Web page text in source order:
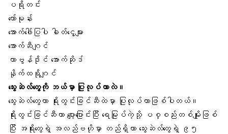
ပရိုတင်း
ဟော်မုန်း
အောက်ဖေါ်ပြပါ ဓါတ်ငွေ့များ
အောက်ဆီဂျင်
ကာဗွန်ဒိုင် အောက်ဆိုဒ်
နိုက်ထရိုဂျင်
သွေးဆဲလ်တွေကို ဘယ်မှာ ပြုလုပ်တာလဲ။
သွေးဆဲလ်တွေဟာ ရိုးတွင်းခြင်ဆီထဲမှာ ပြုလုပ်တာဖြစ်ပါတယ်။
ရိုးတွင်းခြင်ဆီဟာ ပျော့ပြောင်းပြီး ရေမြုပ်ကဲ့သို့ ပစ္စည်းတစ်မျိုးဖြစ်
ပြီး အရိုးတွေရဲ့ အလည်ဗဟိုမှာ တည်ရှိကာ သွေးဆဲလ်တွေရဲ့ ၉၅